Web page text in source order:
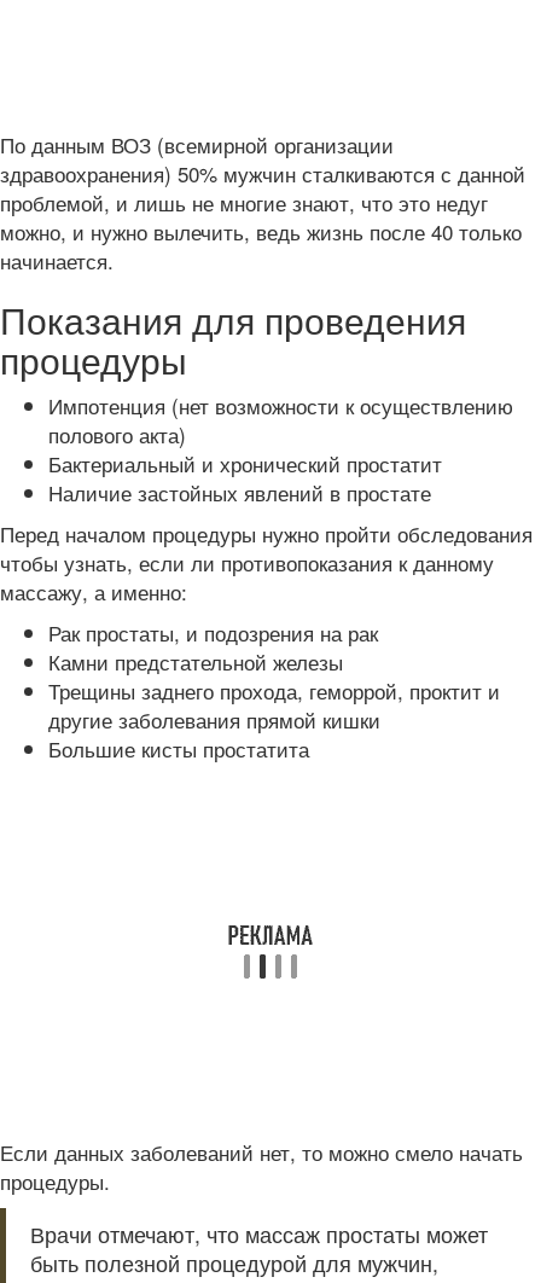
По данным ВОЗ (всемирной организации
здравоохранения) 50% мужчин сталкиваются с данной
проблемой, и лишь не многие знают, что это недуг
можно, и нужно вылечить, ведь жизнь после 40 только
начинается.
Показания для проведения
процедуры
Импотенция (нет возможности к осуществлению
полового акта)
Бактериальный и хронический простатит
Наличие застойных явлений в простате
Перед началом процедуры нужно пройти обследования
чтобы узнать, если ли противопоказания к данному
массажу, а именно:
Рак простаты, и подозрения на рак
Камни предстательной железы
Трещины заднего прохода, геморрой, проктит и
другие заболевания прямой кишки
Большие кисты простатита
Если данных заболеваний нет, то можно смело начать
процедуры.
Врачи отмечают, что массаж простаты может
быть полезной процедурой для мужчин,